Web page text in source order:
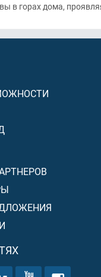
в горах дома,